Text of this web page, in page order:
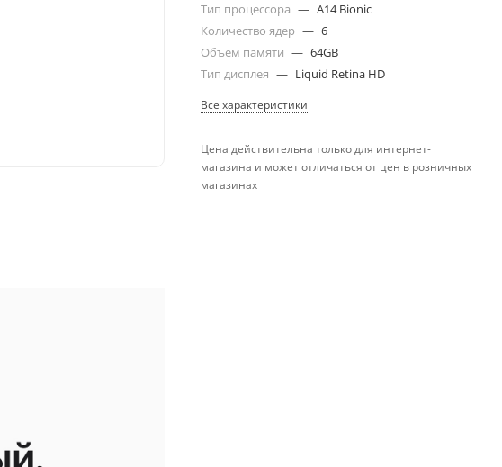
Тип процессора — A14 Bionic
Количество ядер — 6
Объем памяти — 64GB
Тип дисплея — Liquid Retina HD
Все характеристики
Цена действительна только для интернет-
магазина и может отличаться от цен в розничных
магазинах